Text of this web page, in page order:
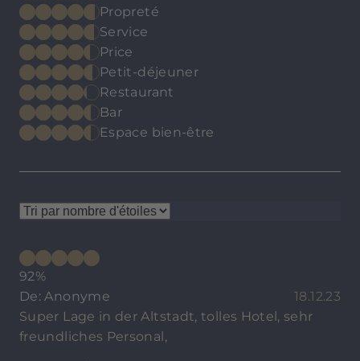
Propreté
Service
Price
Petit-déjeuner
Restaurant
Bar
Espace bien-être
92%
De: Anonyme
18.12.23
Super Lage in der Altstadt, tolles Hotel, sehr
freundliches Personal,